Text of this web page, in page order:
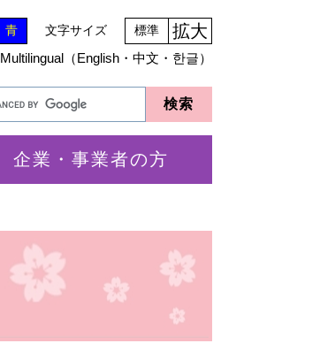
青 文字サイズ 標準 拡大
Multilingual（English・中文・한글）
企業・事業者の方